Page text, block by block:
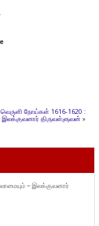
வெருளி நோய்கள் 1616-1620 :
இலக்குவனார் திருவள்ளுவன் »
– இலக்குவனார்